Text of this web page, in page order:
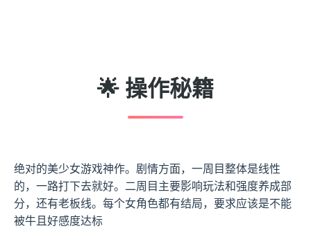
🌟 操作秘籍
绝对的美少女游戏神作。剧情方面，一周目整体是线性
的，一路打下去就好。二周目主要影响玩法和强度养成部
分，还有老板线。每个女角色都有结局，要求应该是不能
被牛且好感度达标